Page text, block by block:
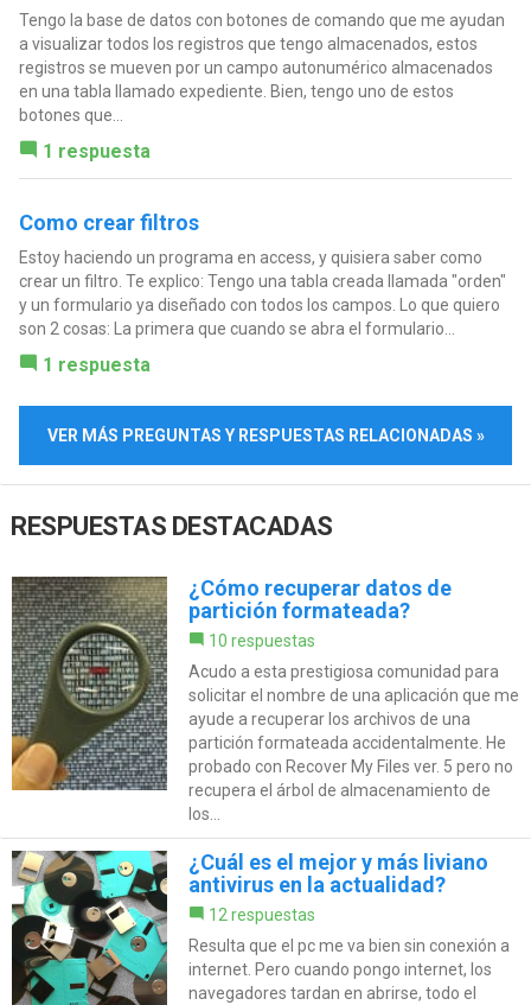
Tengo la base de datos con botones de comando que me ayudan
a visualizar todos los registros que tengo almacenados, estos
registros se mueven por un campo autonumérico almacenados
en una tabla llamado expediente. Bien, tengo uno de estos
botones que...
1 respuesta
Como crear filtros
Estoy haciendo un programa en access, y quisiera saber como
crear un filtro. Te explico: Tengo una tabla creada llamada "orden"
y un formulario ya diseñado con todos los campos. Lo que quiero
son 2 cosas: La primera que cuando se abra el formulario...
1 respuesta
VER MÁS PREGUNTAS Y RESPUESTAS RELACIONADAS »
RESPUESTAS DESTACADAS
¿Cómo recuperar datos de
partición formateada?
10 respuestas
Acudo a esta prestigiosa comunidad para
solicitar el nombre de una aplicación que me
ayude a recuperar los archivos de una
partición formateada accidentalmente. He
probado con Recover My Files ver. 5 pero no
recupera el árbol de almacenamiento de
los...
¿Cuál es el mejor y más liviano
antivirus en la actualidad?
12 respuestas
Resulta que el pc me va bien sin conexión a
internet. Pero cuando pongo internet, los
navegadores tardan en abrirse, todo el